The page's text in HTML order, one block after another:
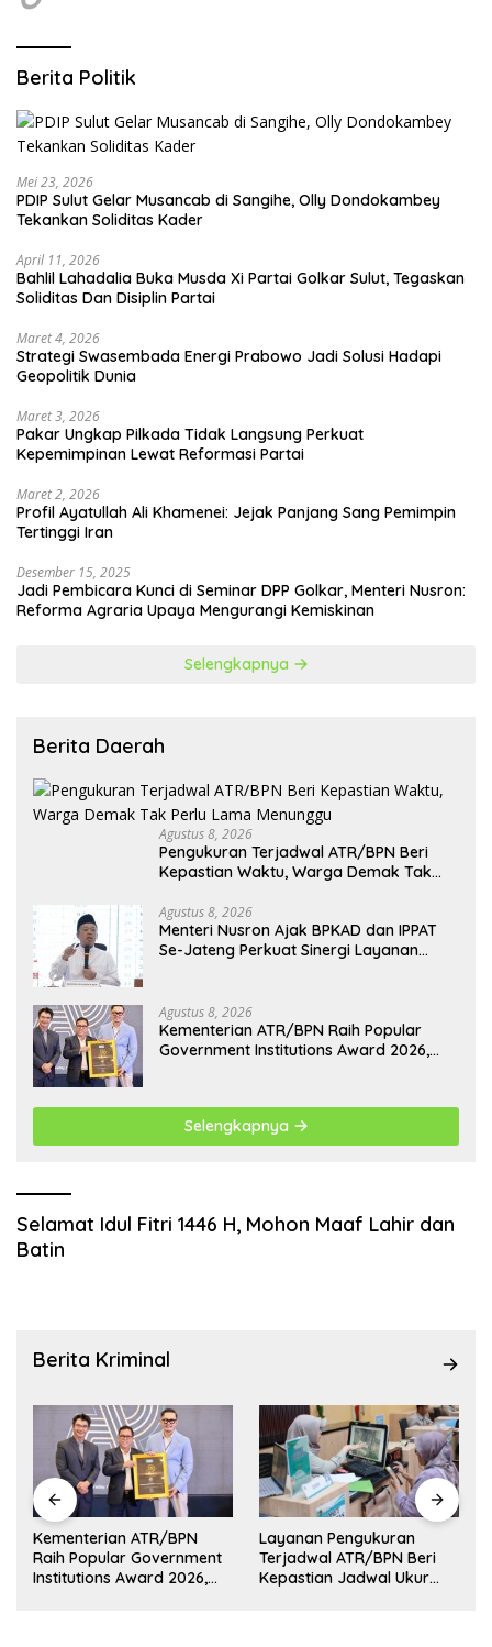
Berita Politik
Mei 23, 2026
PDIP Sulut Gelar Musancab di Sangihe, Olly Dondokambey
Tekankan Soliditas Kader
April 11, 2026
Bahlil Lahadalia Buka Musda Xi Partai Golkar Sulut, Tegaskan
Soliditas Dan Disiplin Partai
Maret 4, 2026
Strategi Swasembada Energi Prabowo Jadi Solusi Hadapi
Geopolitik Dunia
Maret 3, 2026
Pakar Ungkap Pilkada Tidak Langsung Perkuat
Kepemimpinan Lewat Reformasi Partai
Maret 2, 2026
Profil Ayatullah Ali Khamenei: Jejak Panjang Sang Pemimpin
Tertinggi Iran
Desember 15, 2025
Jadi Pembicara Kunci di Seminar DPP Golkar, Menteri Nusron:
Reforma Agraria Upaya Mengurangi Kemiskinan
Selengkapnya
Berita Daerah
Agustus 8, 2026
Pengukuran Terjadwal ATR/BPN Beri
Kepastian Waktu, Warga Demak Tak
Agustus 8, 2026
Menteri Nusron Ajak BPKAD dan IPPAT
Se-Jateng Perkuat Sinergi Layanan
Agustus 8, 2026
Kementerian ATR/BPN Raih Popular
Government Institutions Award 2026,
Selengkapnya
Selamat Idul Fitri 1446 H, Mohon Maaf Lahir dan
Batin
Berita Kriminal
Kementerian ATR/BPN
Raih Popular Government
Institutions Award 2026,
Layanan Pengukuran
Terjadwal ATR/BPN Beri
Kepastian Jadwal Ukur